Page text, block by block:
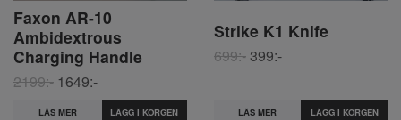
Faxon AR-10
Ambidextrous
Charging Handle
2199:- 1649:-
LÄS MER
Strike K1 Knife
699:- 399:-
LÄS MER LÄGG I KORGEN